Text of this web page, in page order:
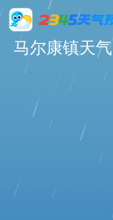
马尔康镇天气